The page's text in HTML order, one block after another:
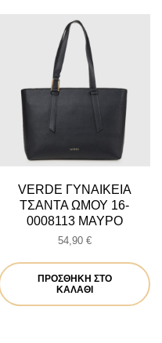
VERDE ΓΥΝΑΙΚΕΙΑ
ΤΣΑΝΤΑ ΩΜΟΥ 16-
0008113 ΜΑΥΡΟ
54,90 €
ΠΡΟΣΘΉΚΗ ΣΤΟ
ΚΑΛΆΘΙ